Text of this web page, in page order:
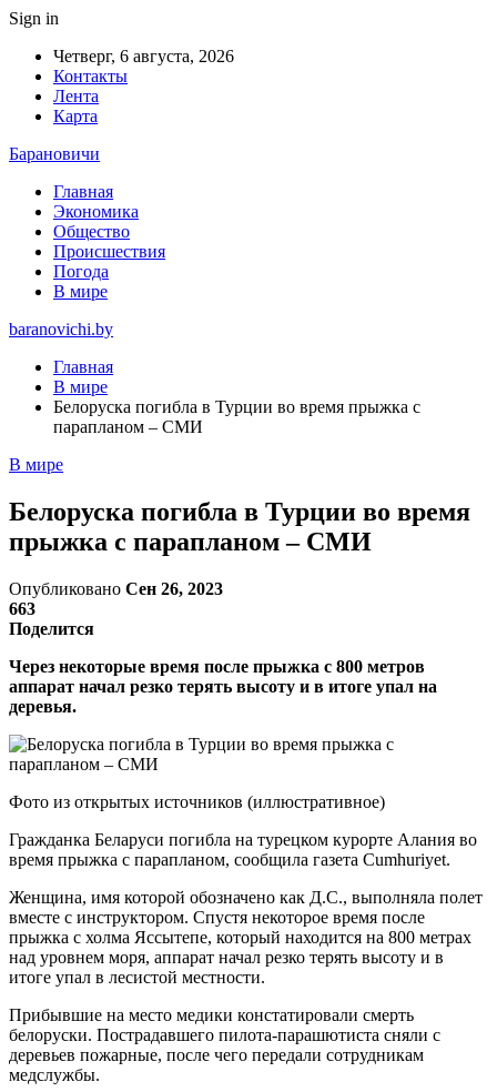
Sign in
Четверг, 6 августа, 2026
Контакты
Лента
Карта
Барановичи
Главная
Экономика
Общество
Происшествия
Погода
В мире
baranovichi.by
Главная
В мире
Белоруска погибла в Турции во время прыжка с
парапланом – СМИ
В мире
Белоруска погибла в Турции во время
прыжка с парапланом – СМИ
Опубликовано Сен 26, 2023
663
Поделится
Через некоторые время после прыжка с 800 метров
аппарат начал резко терять высоту и в итоге упал на
деревья.
Фото из открытых источников (иллюстративное)
Гражданка Беларуси погибла на турецком курорте Алания во
время прыжка с парапланом, сообщила газета Cumhuriyet.
Женщина, имя которой обозначено как Д.С., выполняла полет
вместе с инструктором. Спустя некоторое время после
прыжка с холма Яссытепе, который находится на 800 метрах
над уровнем моря, аппарат начал резко терять высоту и в
итоге упал в лесистой местности.
Прибывшие на место медики констатировали смерть
белоруски. Пострадавшего пилота-парашютиста сняли с
деревьев пожарные, после чего передали сотрудникам
медслужбы.